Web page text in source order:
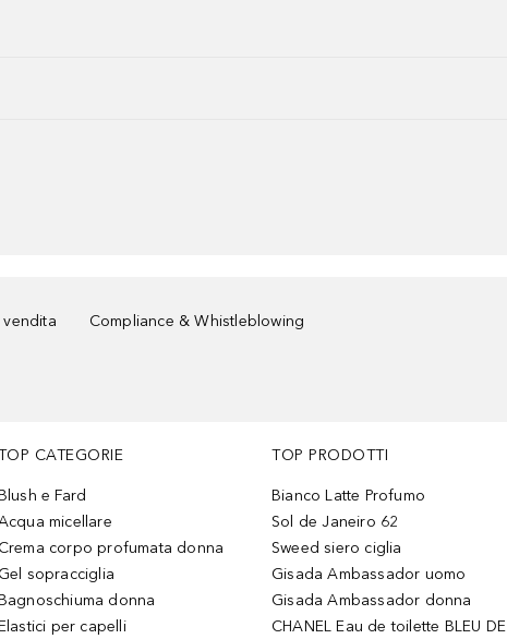
Compliance & Whistleblowing
CATEGORIE
e Fard
micellare
Crema corpo profumata donna
Gel sopracciglia
donna
per capelli
TOP PRODOTTI
Bianco Latte Profumo
Sol de Janeiro 62
Sweed siero ciglia
Gisada Ambassador uomo
Gisada Ambassador donna
CHANEL Eau de toilette BLEU DE